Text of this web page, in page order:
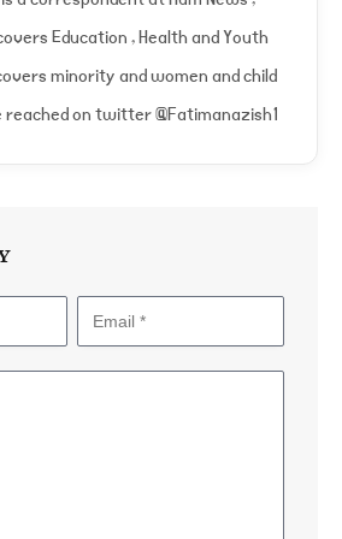
Education , Health and Youth
minority and women and child
reached on twitter @Fatimanazish1